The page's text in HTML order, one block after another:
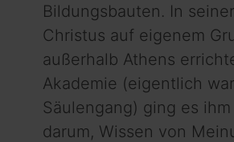
Bildungsbauten. In
Christus auf eigenem
außerhalb Athens
Akademie (eigentlich
Säulengang) ging es
darum, Wissen von